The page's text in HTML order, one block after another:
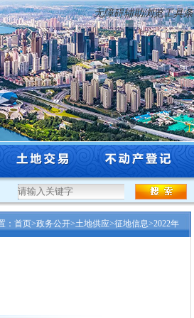
无障碍辅助浏览工具条
阳市工程系列自然资源和林业行业高级专业技术...
： 首页>政务公开>土地供应>征地信息>2022年